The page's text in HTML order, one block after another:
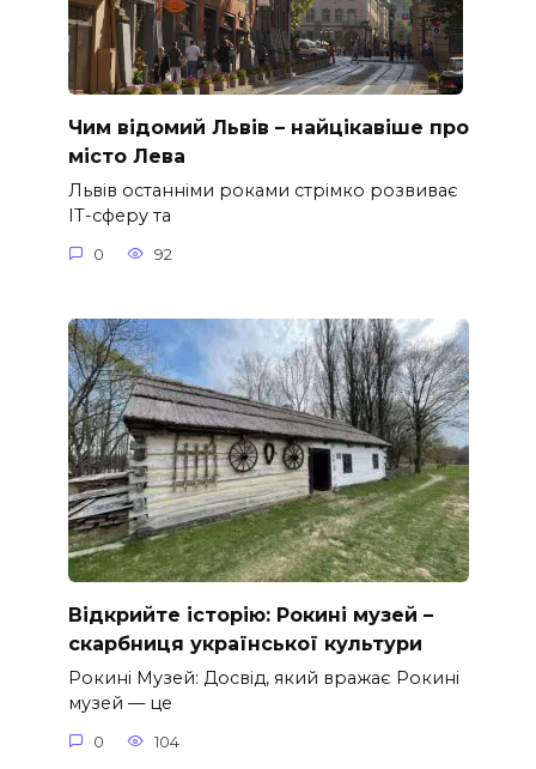
Чим відомий Львів – найцікавіше про
місто Лева
Львів останніми роками стрімко розвиває
ІТ-сферу та
0 92
Відкрийте історію: Рокині музей –
скарбниця української культури
Рокині Музей: Досвід, який вражає Рокині
музей — це
0 104